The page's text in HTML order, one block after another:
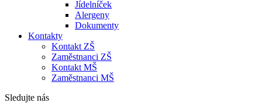
Jídelníček
Alergeny
Dokumenty
Kontakty
Kontakt ZŠ
Zaměstnanci ZŠ
Kontakt MŠ
Zaměstnanci MŠ
Sledujte nás